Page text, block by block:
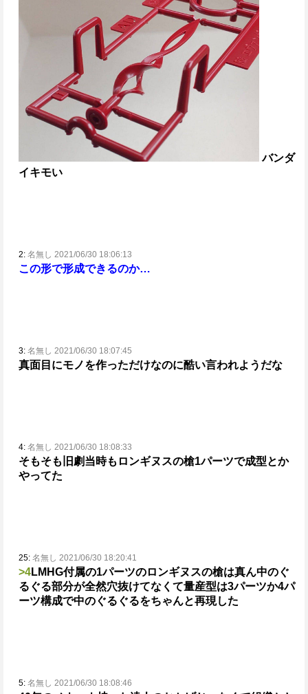
バンダ
イキモい
2: 名無し 2021/06/30 18:06:13
この形で形成できるのか…
3: 名無し 2021/06/30 18:07:45
真面目にモノを作っただけなのに酷い言われようだな
4: 名無し 2021/06/30 18:08:33
そもそも旧劇当時もロンギヌスの槍1パーツで成型とか
やってた
25: 名無し 2021/06/30 18:20:41
>4LMHG付属の1パーツのロンギヌスの槍は真ん中のぐ
るぐる部分が全然穴抜けてなくて量産型は3パーツか4パ
ーツ構成で中のぐるぐるをちゃんと再現した
5: 名無し 2021/06/30 18:08:46